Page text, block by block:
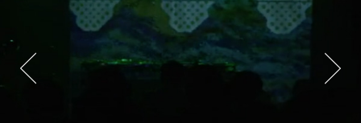
CinePOLSKA – filme poloneze la
București
PEOPLE OF ROMANIA se lansează la
galeria Simeza
All Stars For Outernational